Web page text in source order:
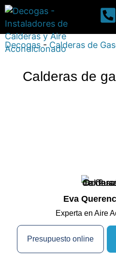
Decogas-Calderas de
Calderas de
Eva
Experta en Aire
Presupuesto online